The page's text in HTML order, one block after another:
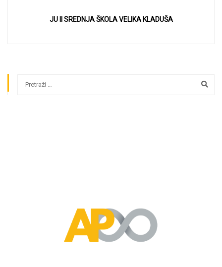
JU II SREDNJA ŠKOLA VELIKA KLADUŠA